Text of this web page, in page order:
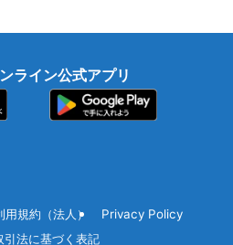
ライン公式アプリ
用規約（法人）
Privacy Policy
引法に基づく表記